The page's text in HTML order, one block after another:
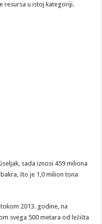
resursa u istoj kategoriji.
sada iznosi 459 miliona
što je 1,0 milion tona
2013. godine, na
svega 500 metara od ležišta